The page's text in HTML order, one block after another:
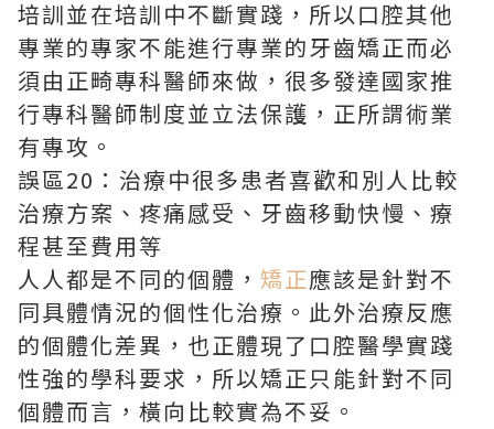
培訓並在培訓中不斷實踐，所以口腔其他
專業的專家不能進行專業的牙齒矯正而必
須由正畸專科醫師來做，很多發達國家推
行專科醫師制度並立法保護，正所謂術業
有專攻。
誤區20：治療中很多患者喜歡和別人比較
治療方案、疼痛感受、牙齒移動快慢、療
程甚至費用等
人人都是不同的個體， 矯正應該是針對不
同具體情況的個性化治療。此外治療反應
的個體化差異，也正體現了口腔醫學實踐
性強的學科要求，所以矯正只能針對不同
個體而言，橫向比較實為不妥。